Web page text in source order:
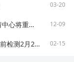
03-20
12月23日起，武汉和西安德国签证申请中心将重新对外开放！ 12-09
驻德国使馆：已接种疫苗赴华人员登机前检测2月21日起需执行新规 02-15